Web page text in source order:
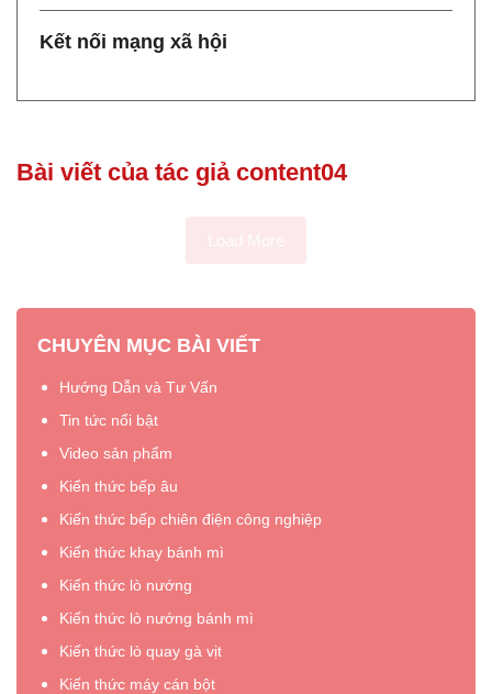
Kết nối mạng xã hội
Bài viết của tác giả content04
CHUYÊN MỤC BÀI VIẾT
Hướng Dẫn và Tư Vấn
Tin tức nổi bật
Video sản phẩm
Kiến thức bếp âu
Kiến thức bếp chiên điện công nghiệp
Kiến thức khay bánh mì
Kiến thức lò nướng
Kiến thức lò nướng bánh mì
Kiến thức lò quay gà vịt
Kiến thức máy cán bột